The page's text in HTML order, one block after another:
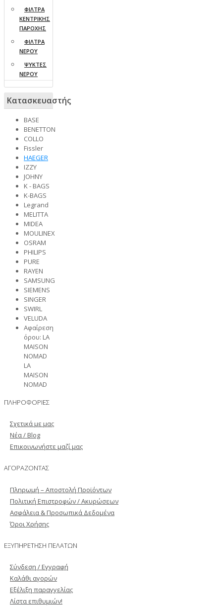
ΦΙΛΤΡΑ
ΚΕΝΤΡΙΚΗΣ
ΠΑΡΟΧΗΣ
ΦΙΛΤΡΑ
ΝΕΡΟΥ
ΨΥΚΤΕΣ
ΝΕΡΟΥ
Κατασκευαστής
BASE
BENETTON
COLLO
Fissler
HAEGER
IZZY
JOHNY
K - BAGS
K-BAGS
Legrand
MELITTA
MIDEA
MOULINEX
OSRAM
PHILIPS
PURE
RAYEN
SAMSUNG
SIEMENS
SINGER
SWIRL
VELUDA
Αφαίρεση
όρου: LA
MAISON
NOMAD
LA
MAISON
NOMAD
ΠΛΗΡΟΦΟΡΙΕΣ
Σχετικά με μας
Νέα / Blog
Επικοινωνήστε μαζί μας
ΑΓΟΡΑΖΟΝΤΑΣ
Πληρωμή – Αποστολή Προϊόντων
Πολιτική Επιστροφών / Ακυρώσεων
Ασφάλεια & Προσωπικά Δεδομένα
Όροι Χρήσης
ΕΞΥΠΗΡΕΤΗΣΗ ΠΕΛΑΤΩΝ
Σύνδεση / Εγγραφή
Καλάθι αγορών
Εξέλιξη παραγγελίας
Λίστα επιθυμιών!